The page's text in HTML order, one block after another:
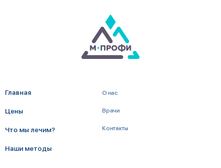
Главная
Цены
Что мы лечим?
Наши методы
О нас
Врачи
Контакты